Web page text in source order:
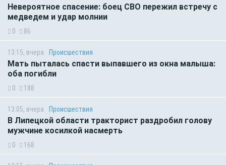
Невероятное спасение: боец СВО пережил встречу с
медведем и удар молнии
0 86
13:15, вчера Происшествия
Мать пыталась спасти выпавшего из окна малыша:
оба погибли
0 188
13:05, вчера Происшествия
В Липецкой области тракторист раздробил голову
мужчине косилкой насмерть
0 168